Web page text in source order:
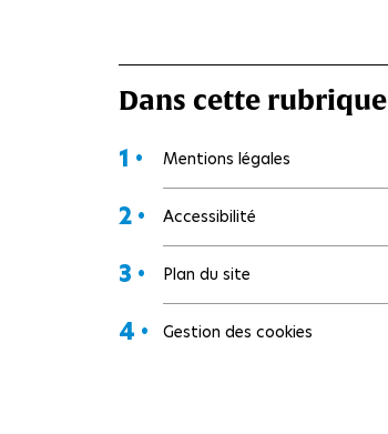
Dans cette rubrique
1 •
Mentions légales
2 • Accessibilité
3 • Plan du site
4 • Gestion des cookies